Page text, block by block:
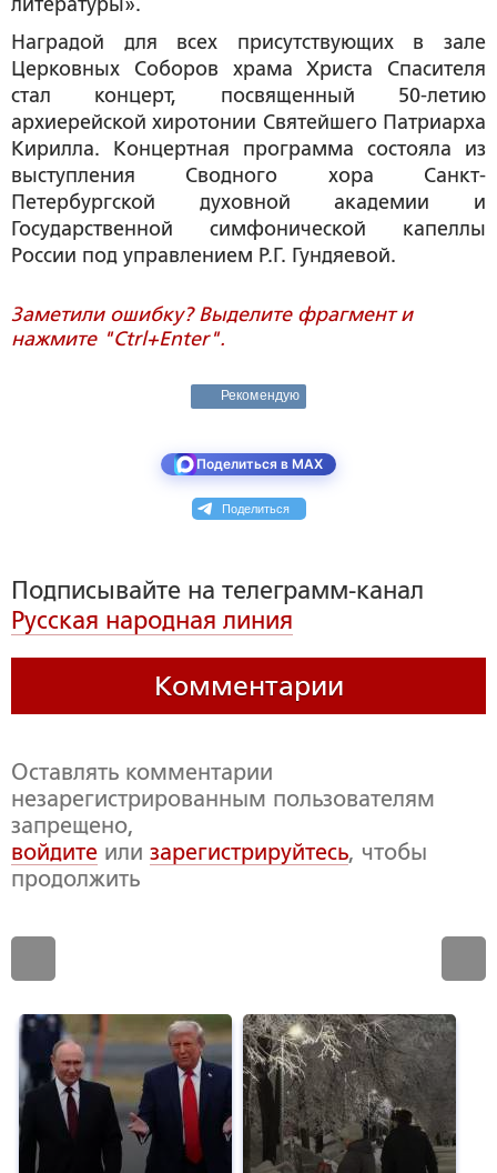
литературы».
Наградой для всех присутствующих в зале
Церковных Соборов храма Христа Спасителя
стал концерт, посвященный 50-летию
архиерейской хиротонии Святейшего Патриарха
Кирилла. Концертная программа состояла из
выступления Сводного хора Санкт-
Петербургской духовной академии и
Государственной симфонической капеллы
России под управлением Р.Г. Гундяевой.
Заметили ошибку? Выделите фрагмент и
нажмите "Ctrl+Enter".
Рекомендую
Поделиться в MAX
Поделиться
Подписывайте на телеграмм-канал
Русская народная линия
Комментарии
Оставлять комментарии
незарегистрированным пользователям
запрещено,
войдите или зарегистрируйтесь, чтобы
продолжить